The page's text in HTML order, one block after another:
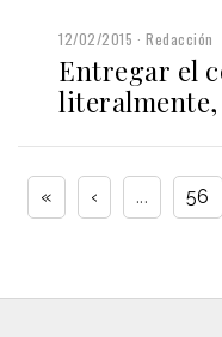
12/02/2015 Redacción
Entregar el
literalmente,
« ‹ ... 56